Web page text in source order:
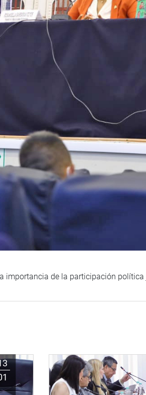
importancia de la participación